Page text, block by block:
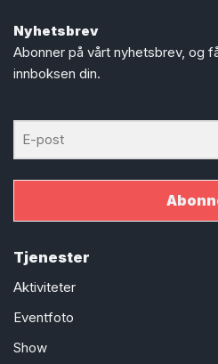
Nyhetsbrev
Abonner på vårt nyhetsbrev, og
innboksen din.
Tjenester
Aktiviteter
Eventfoto
Show